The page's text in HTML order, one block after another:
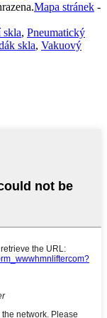
Mapa stránek -
skla, Pneumatický
skla, Vakuový